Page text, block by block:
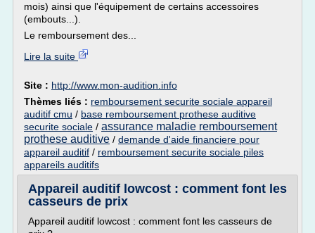
mois) ainsi que l'équipement de certains accessoires
(embouts...).
Le remboursement des...
Lire la suite
Site : http://www.mon-audition.info
Thèmes liés : remboursement securite sociale appareil
auditif cmu / base remboursement prothese auditive
securite sociale / assurance maladie remboursement
prothese auditive / demande d'aide financiere pour
appareil auditif / remboursement securite sociale piles
appareils auditifs
Appareil auditif lowcost : comment font les
casseurs de prix
Appareil auditif lowcost : comment font les casseurs de